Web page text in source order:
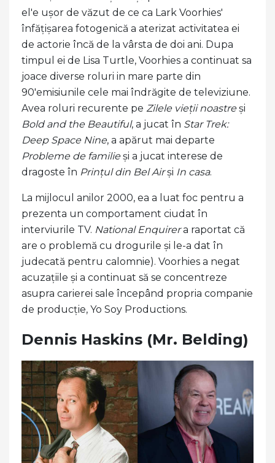
el'e ușor de văzut de ce ca Lark Voorhies'
înfățișarea fotogenică a aterizat activitatea ei
de actorie încă de la vârsta de doi ani. Dupa
timpul ei de Lisa Turtle, Voorhies a continuat sa
joace diverse roluri in mare parte din
90'emisiunile cele mai îndrăgite de televiziune.
Avea roluri recurente pe Zilele vieții noastreși
Bold and the Beautiful, a jucat în Star Trek:
Deep Space Nine, a apărut mai departe
Probleme de familieși a jucat interese de
dragoste în Prințul din Bel Airși In casa.
La mijlocul anilor 2000, ea a luat foc pentru a
prezenta un comportament ciudat în
interviurile TV. National Enquirera raportat că
are o problemă cu drogurile și le-a dat în
judecată pentru calomnie). Voorhies a negat
acuzațiile și a continuat să se concentreze
asupra carierei sale începând propria companie
de producție, Yo Soy Productions.
Dennis Haskins (Mr. Belding)